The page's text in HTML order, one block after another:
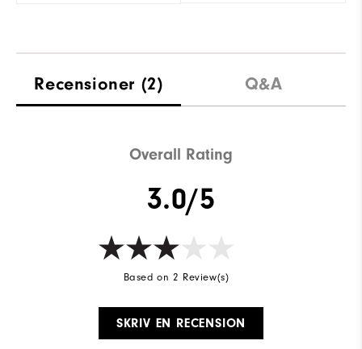
Recensioner (2) Q&A
Overall Rating
3.0/5
Based on 2 Review(s)
SKRIV EN RECENSION